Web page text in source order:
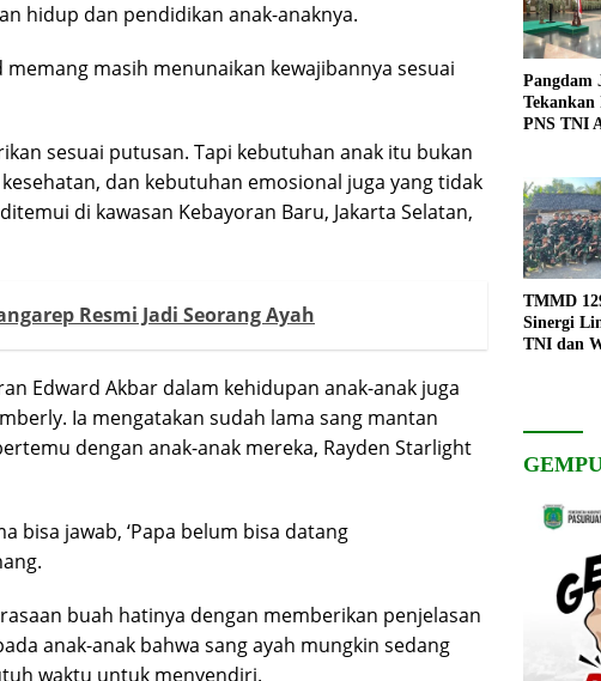
hidup dan pendidikan anak-anaknya.
masih menunaikan kewajibannya sesuai
sesuai putusan. Tapi kebutuhan anak itu bukan
dan kebutuhan emosional juga yang tidak
di kawasan Kebayoran Baru, Jakarta Selatan,
Resmi Jadi Seorang Ayah
Edward Akbar dalam kehidupan anak-anak juga
Ia mengatakan sudah lama sang mantan
dengan anak-anak mereka, Rayden Starlight
bisa jawab, ‘Papa belum bisa datang
buah hatinya dengan memberikan penjelasan
anak-anak bahwa sang ayah mungkin sedang
waktu untuk menyendiri.
Pangdam
Tekankan
PNS TNI
TMMD
Sinergi
TNI dan